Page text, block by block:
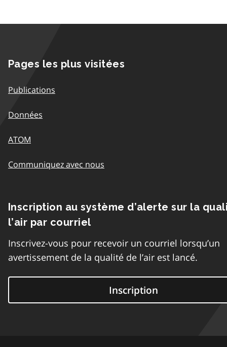
Pages les plus visitées
Publications
Données
ATOM
Communiquez avec nous
Inscription au système d’alerte sur la
l’air par courriel
Inscrivez-vous pour recevoir un courriel lorsqu’un
avertissement de la qualité de l’air est lancé.
Inscription